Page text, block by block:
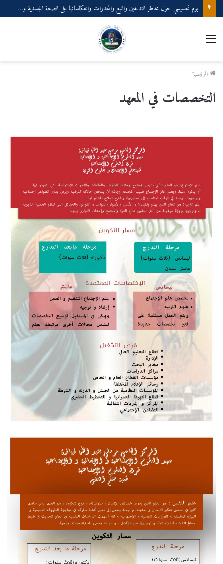
يوم تحسيسي حول مخاطر التدخين والتبغ والمخدرات وانعكاساتها على الصحة الجسدية والنفسية
القائمة
الرئيسية
التخصصات في المعهد